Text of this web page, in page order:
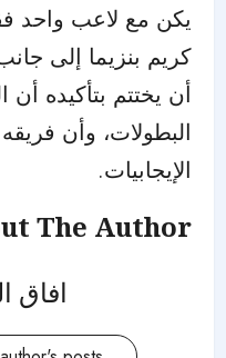
يكن مع لاعب واحد
كريم بنزيما إلى
أن يختتم بتأكيده
البطولات، وأن
الإيجابيات.
The Author
افاق